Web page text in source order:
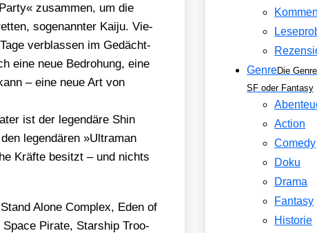
zusam­men, um die
soge­nann­ter Kai­ju. Vie­
ver­blas­sen im Gedächt­
eine neue Bedro­hung, eine
– eine neue Art von
ist der legen­dä­re Shin
legen­dä­ren »Ultra­man
Kräf­te besitzt – und nichts
Alo­ne Com­plex, Eden of
Space Pira­te, Star­ship Tro­o­
GenreDie
SF oder Fantasy
Action
Comedy
Doku
Drama
Fantasy
Historie